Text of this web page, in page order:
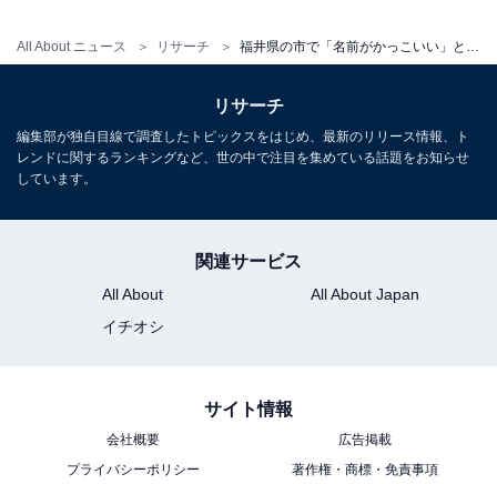
All About ニュース リサーチ
老後に住みたい「愛知県の自治体」ランキン
グ！ 同率2位「一宮市」「豊田市」を抑えた1位
1 2
リサーチ
編集部が独自目線で調査したトピックスをはじめ、最新のリリース情報、ト
レンドに関するランキングなど、世の中で注目を集めている話題をお知らせ
しています。
関連サービス
All About
All About Japan
イチオシ
サイト情報
会社概要
広告掲載
プライバシーポリシー
著作権・商標・免責事項